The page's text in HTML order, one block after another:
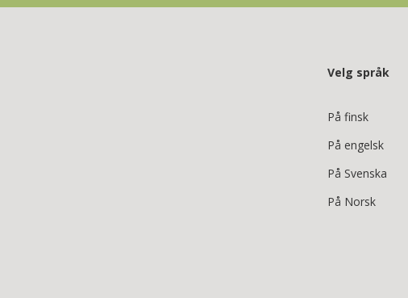
Velg språk
På finsk
På engelsk
På Svenska
På Norsk